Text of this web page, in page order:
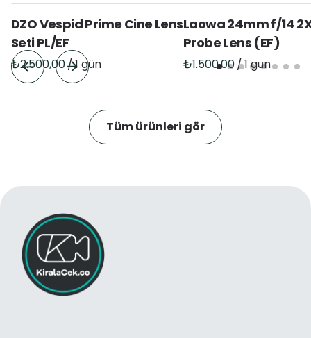
DZO Vespid Prime Cine Lens
Seti PL/EF
/
Laowa 24mm f/14
Probe Lens (EF)
/
Tüm ürünleri gör